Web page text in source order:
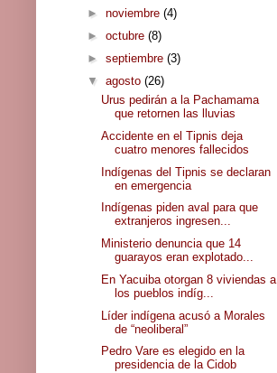
► noviembre (4)
► octubre (8)
► septiembre (3)
▼ agosto (26)
Urus pedirán a la Pachamama
que retornen las lluvias
Accidente en el Tipnis deja
cuatro menores fallecidos
Indígenas del Tipnis se declaran
en emergencia
Indígenas piden aval para que
extranjeros ingresen...
Ministerio denuncia que 14
guarayos eran explotado...
En Yacuiba otorgan 8 viviendas a
los pueblos indíg...
Líder indígena acusó a Morales
de “neoliberal”
Pedro Vare es elegido en la
presidencia de la Cidob